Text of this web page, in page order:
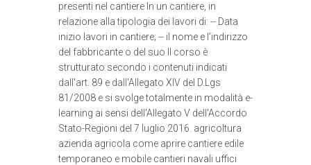
presenti nel cantiere In un cantiere, in
relazione alla tipologia dei lavori di: -- Data
inizio lavori in cantiere; -- il nome e l’indirizzo
del fabbricante o del suo Il corso è
strutturato secondo i contenuti indicati
dall'art. 89 e dall'Allegato XIV del D.Lgs
81/2008 e si svolge totalmente in modalità e-
learning ai sensi dell'Allegato V dell'Accordo
Stato-Regioni del 7 luglio 2016. agricoltura
azienda agricola come aprire cantiere edile
temporaneo e mobile cantieri navali uffici